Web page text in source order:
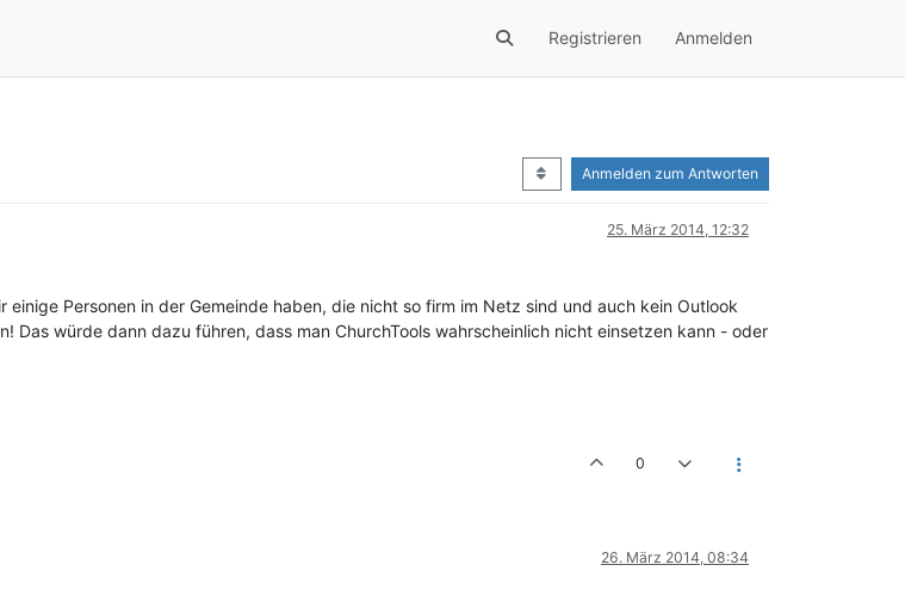
Registrieren Anmelden
Anmelden zum Antworten
25. März 2014, 12:32
Personen in der Gemeinde haben, die nicht so firm im Netz sind und auch kein Outlook
würde dann dazu führen, dass man ChurchTools wahrscheinlich nicht einsetzen kann - oder
0
26. März 2014, 08:34